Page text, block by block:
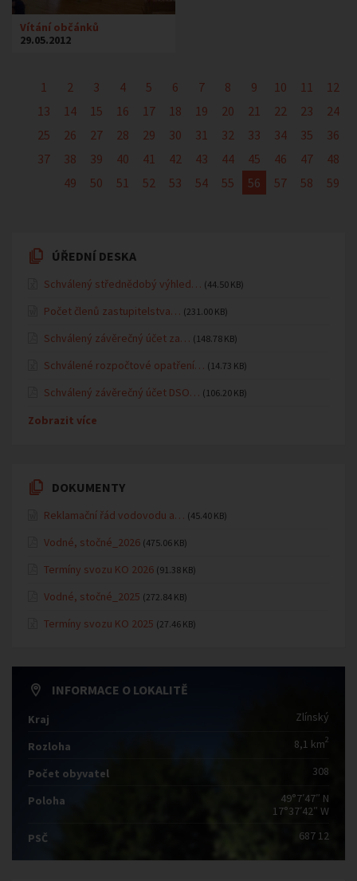
Vítání občánků
29.05.2012
1 2 3 4 5 6 7 8 9 10 11
12
13
14 15 16 17 18 19 20 21 22 23
24
25
26 27 28 29 30 31 32 33 34 35
36
37
38 39 40 41 42 43 44 45 46 47
48
49
50 51 52 53 54 55 56 57 58 59
ÚŘEDNÍ DESKA
Schválený střednědobý výhled… (44.50 KB)
Počet členů zastupitelstva… (231.00 KB)
Schválený závěrečný účet za… (148.78 KB)
Schválené rozpočtové opatření… (14.73 KB)
Schválený závěrečný účet DSO… (106.20 KB)
Zobrazit více
DOKUMENTY
Reklamační řád vodovodu a… (45.40 KB)
Vodné, stočné_2026 (475.06 KB)
Termíny svozu KO 2026 (91.38 KB)
Vodné, stočné_2025 (272.84 KB)
Termíny svozu KO 2025 (27.46 KB)
INFORMACE O LOKALITĚ
Kraj Zlínský
Rozloha 8,1 km2
Počet obyvatel 308
Poloha
49°7′47″ N
17°37′42″ W
PSČ
687 12